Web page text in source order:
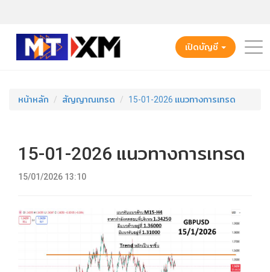
เปิดบัญชี
หน้าหลัก สัญญาณเทรด 15-01-2026 แนวทางการเทรด
15-01-2026 แนวทางการเทรด
15/01/2026 13:10